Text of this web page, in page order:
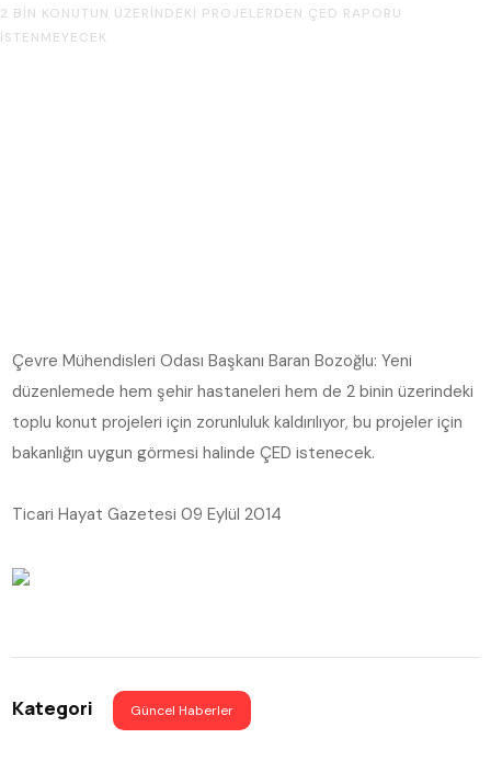
2 BIN KONUTUN ÜZERINDEKI PROJELERDEN ÇED RAPORU
ISTENMEYECEK
Çevre Mühendisleri Odası Başkanı Baran Bozoğlu: Yeni
düzenlemede hem şehir hastaneleri hem de 2 binin üzerindeki
toplu konut projeleri için zorunluluk kaldırılıyor, bu projeler için
bakanlığın uygun görmesi halinde ÇED istenecek.
Ticari Hayat Gazetesi 09 Eylül 2014
Kategori Güncel Haberler